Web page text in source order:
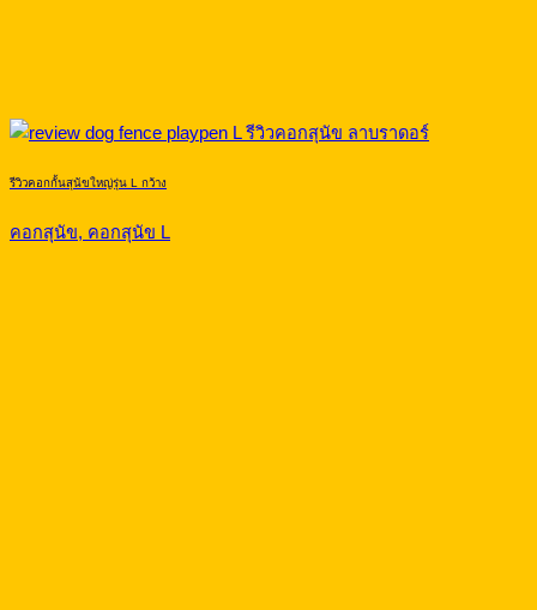
รีวิวคอกกั้นสุนัขใหญ่รุ่น L กว้าง
คอกสุนัข, คอกสุนัข L